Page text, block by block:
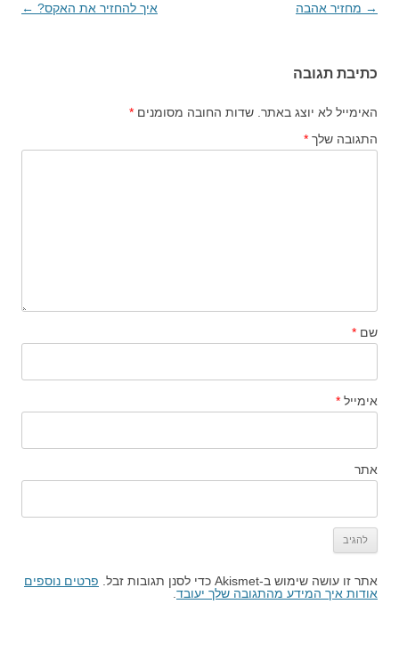
ניווט
→ מחזיר אהבה איך להחזיר את האקס? ←
כתיבת תגובה
האימייל לא יוצג באתר. שדות החובה מסומנים *
התגובה שלך *
שם *
אימייל *
אתר
אתר זו עושה שימוש ב-Akismet כדי לסנן תגובות זבל.
פרטים נוספים
אודות איך המידע מהתגובה שלך יעובד.